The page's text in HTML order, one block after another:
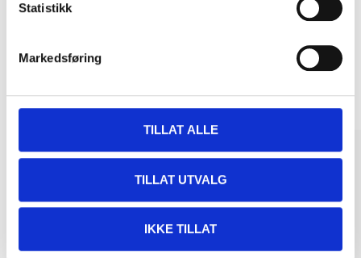
Statistikk
Markedsføring
TILLAT ALLE
TILLAT UTVALG
IKKE TILLAT
Other customers also bought